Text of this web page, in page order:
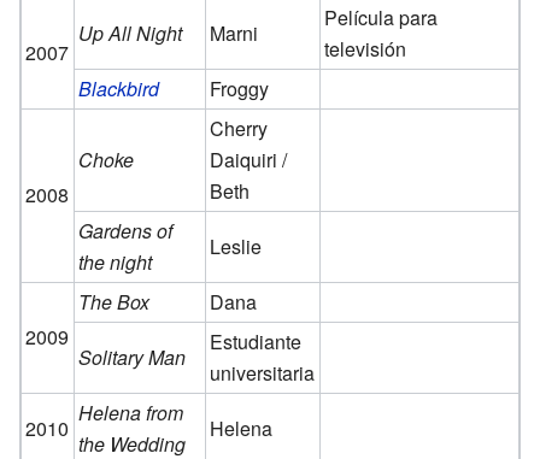
2007
Up All Night Marni
Película para
televisión
Blackbird
Froggy
2008
Choke
Cherry
Daiquiri /
Beth
Gardens of
the night
Leslie
2009
The Box
Dana
Solitary Man
Estudiante
universitaria
2010
Helena from
the Wedding
Helena